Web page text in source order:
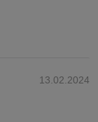
13.02.2024